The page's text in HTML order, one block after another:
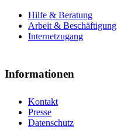
Hilfe & Beratung
Arbeit & Beschäftigung
Internetzugang
Informationen
Kontakt
Presse
Datenschutz